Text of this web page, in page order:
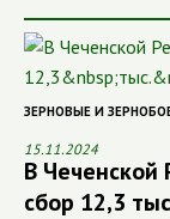
ЗЕРНОВЫЕ И
15.11.2024
В Чеченской
сбор 12,3